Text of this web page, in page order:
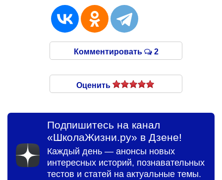
Комментировать 2
Оценить
Подпишитесь на канал
«ШколаЖизни.ру» в Дзене!
Каждый день — анонсы новых
интересных историй, познавательных
тестов и статей на актуальные темы.